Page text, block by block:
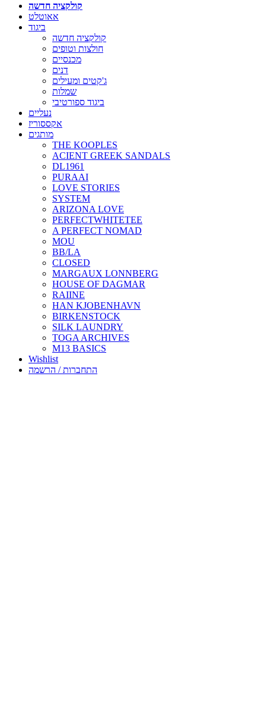
קולקציה חדשה
אאוטלט
ביגוד
קולקציה חדשה
חולצות וטופים
מכנסיים
דנים
ג'קטים ומעילים
שמלות
ביגוד ספורטיבי
נעליים
אקססוריז
מותגים
THE KOOPLES
ACIENT GREEK SANDALS
DL1961
PURAAI
LOVE STORIES
SYSTEM
ARIZONA LOVE
PERFECTWHITETEE
A PERFECT NOMAD
MOU
BB/LA
CLOSED
MARGAUX LONNBERG
HOUSE OF DAGMAR
RAIINE
HAN KJOBENHAVN
BIRKENSTOCK
SILK LAUNDRY
TOGA ARCHIVES
M13 BASICS
Wishlist
התחברות / הרשמה